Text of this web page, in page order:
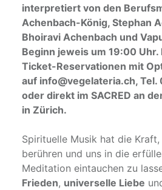
interpretiert von den
Achenbach-König, Stephan
Bhoiravi Achenbach und
Beginn jeweis um 19:00
Ticket-Reservationen mit
auf info@vegelateria.ch,
oder direkt im SACRED an
in Zürich.
Spirituelle Musik hat die
berühren und uns in die
Meditation eintauchen zu
Frieden, universelle Liebe